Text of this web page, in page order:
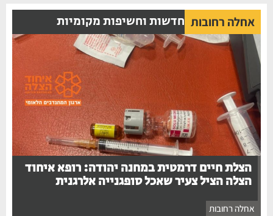
אחלה רחובות חדשות וחשיפות מקומיות
הצלת חיים דרמטית במחנה יהודה: רופא איחוד
הצלה הציל צעיר שאכל סופגנייה אלרגנית
אחלה רחובות